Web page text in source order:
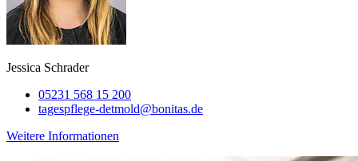
Jessica Schrader
05231 568 15 200
tagespflege-detmold@bonitas.de
Weitere Informationen